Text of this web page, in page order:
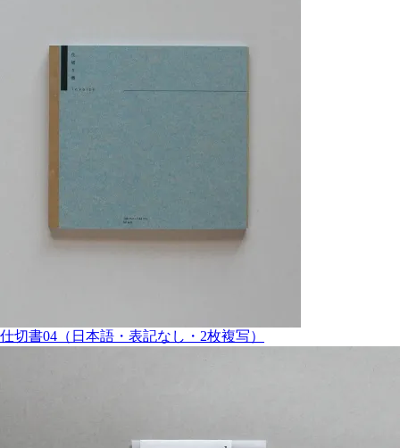
仕切書04（日本語・表記なし・2枚複写）